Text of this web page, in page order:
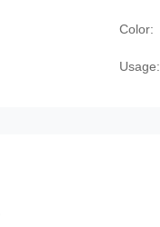
Color:
Usage: